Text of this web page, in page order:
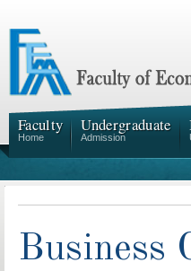
Faculty
Home
Undergraduate
Admission
Business